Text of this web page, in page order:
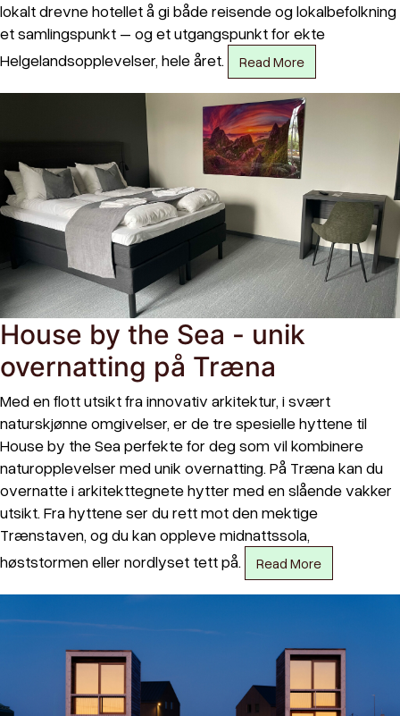
lokalt drevne hotellet å gi både reisende og lokalbefolkning
et samlingspunkt – og et utgangspunkt for ekte
Helgelandsopplevelser, hele året.
Read More
House by the Sea - unik
overnatting på Træna
Med en flott utsikt fra innovativ arkitektur, i svært
naturskjønne omgivelser, er de tre spesielle hyttene til
House by the Sea perfekte for deg som vil kombinere
naturopplevelser med unik overnatting. På Træna kan du
overnatte i arkitekttegnete hytter med en slående vakker
utsikt. Fra hyttene ser du rett mot den mektige
Trænstaven, og du kan oppleve midnattssola,
høststormen eller nordlyset tett på.
Read More